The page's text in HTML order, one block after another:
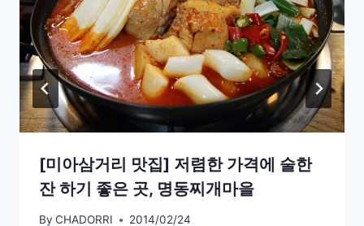
[미아삼거리 맛집] 저렴한 가격에 술한
잔 하기 좋은 곳, 명동찌개마을
By CHADORRI 2014/02/24